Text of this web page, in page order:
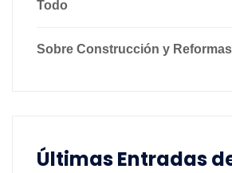
Todo
Sobre Construcción y Reformas
Últimas Entradas